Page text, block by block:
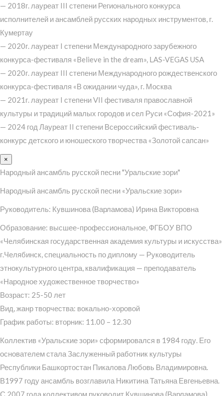
— 2018г. лауреат III степени Регионального конкурса
исполнителей и ансамблей русских народных инструментов, г.
Кумертау
— 2020г. лауреат I степени Международного зарубежного
конкурса-фестиваля «Believe in the dream», LAS-VEGAS USA
— 2020г. лауреат III степени Международного рождественского
конкурса-фестиваля «В ожидании чуда», г. Москва
— 2021г. лауреат I степени VII фестиваля православной
культуры и традиций малых городов и сел Руси «София-2021»
— 2024 год Лауреат II степени Всероссийский фестиваль-
конкурс детского и юношеского творчества «Золотой сапсан»
×
Народный ансамбль русской песни "Уральские зори"
Народный ансамбль русской песни «Уральские зори»
Руководитель: Кувшинова (Варламова) Ирина Викторовна
Образование: высшее-профессиональное, ФГБОУ ВПО
«Челябинская государственная академия культуры и искусства»
г.Челябинск, специальность по диплому — Руководитель
этнокультурного центра, квалификация — преподаватель
«Народное художественное творчество»
Возраст: 25-50 лет
Вид, жанр творчества: вокально-хоровой
График работы: вторник: 11.00 – 12.30
Коллектив «Уральские зори» сформировался в 1984 году. Его
основателем стала Заслуженный работник культуры
Республики Башкортостан Пикалова Любовь Владимировна.
В1997 году ансамбль возглавила Никитина Татьяна Евгеньевна.
С 2007 года коллективом руководит Кувшинова (Варламова)